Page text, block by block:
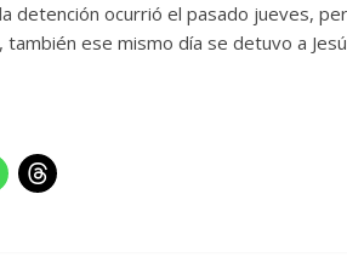
detención ocurrió el pasado jueves,
ese mismo día se detuvo a